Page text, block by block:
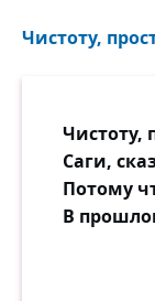
Чистоту,
Чистоту,
Саги,
Потому
В